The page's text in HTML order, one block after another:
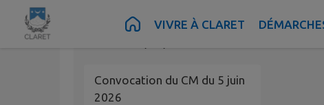
Contenu Recherche Pied de page
VIVRE À CLARET
Convocation du CM du 5 juin
2026